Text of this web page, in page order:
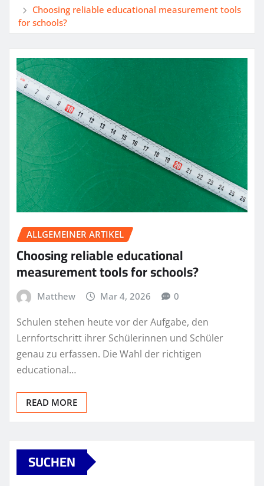
Choosing reliable educational measurement tools
for schools?
ALLGEMEINER ARTIKEL
Choosing reliable educational
measurement tools for schools?
Matthew Mar 4, 2026 0
Schulen stehen heute vor der Aufgabe, den
Lernfortschritt ihrer Schülerinnen und Schüler
genau zu erfassen. Die Wahl der richtigen
educational…
READ MORE
SUCHEN